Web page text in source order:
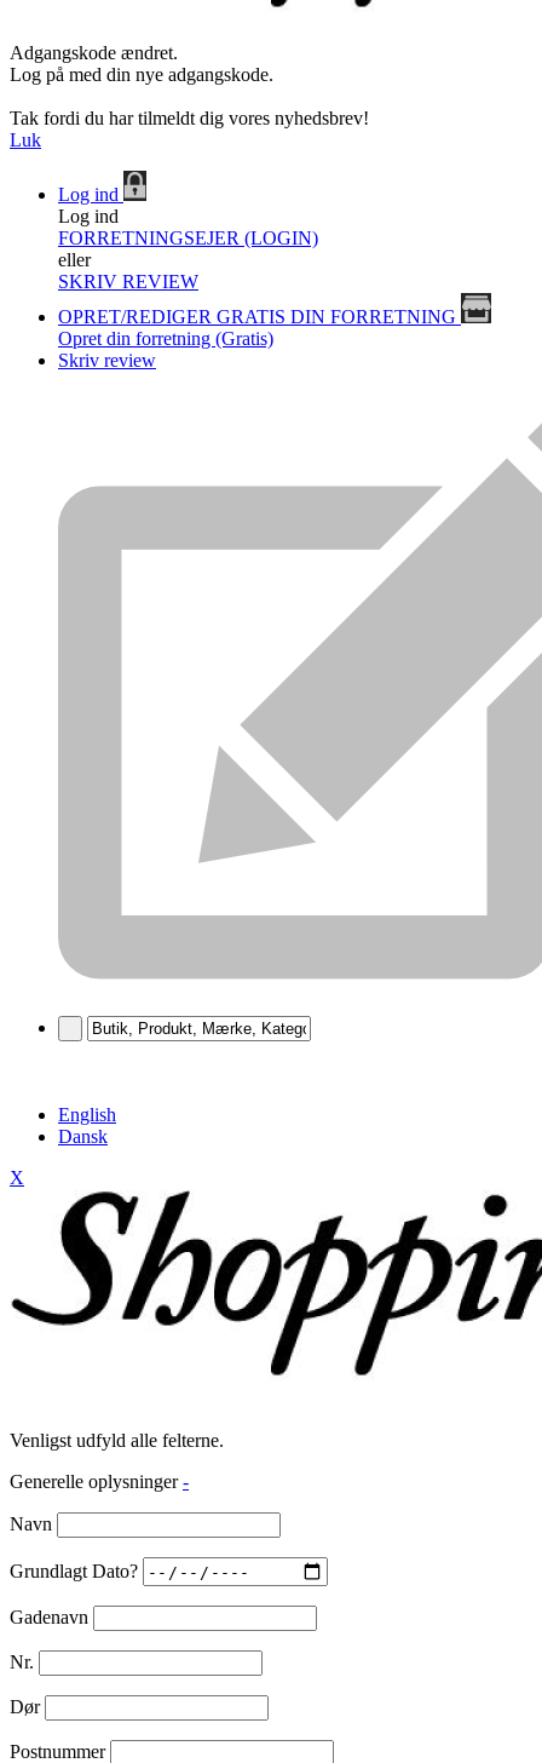
Adgangskode ændret.
Log på med din nye adgangskode.
Tak fordi du har tilmeldt dig vores nyhedsbrev!
Luk
Log ind
Log ind
FORRETNINGSEJER (LOGIN)
eller
SKRIV REVIEW
OPRET/REDIGER GRATIS DIN FORRETNING
Opret din forretning (Gratis)
Skriv review
English
Dansk
X
Venligst udfyld alle felterne.
Generelle oplysninger -
Navn
Grundlagt Dato?
Gadenavn
Nr.
Dør
Postnummer